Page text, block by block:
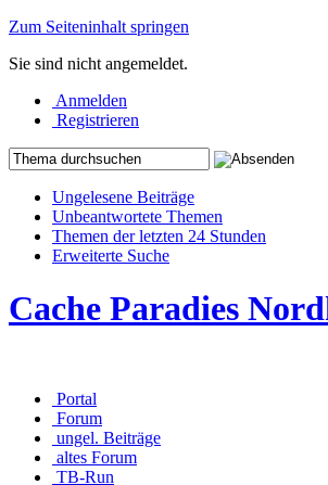
Zum Seiteninhalt springen
Sie sind nicht angemeldet.
Anmelden
Registrieren
Ungelesene Beiträge
Unbeantwortete Themen
Themen der letzten 24 Stunden
Erweiterte Suche
Cache Paradies
Portal
Forum
ungel. Beiträge
altes Forum
TB-Run